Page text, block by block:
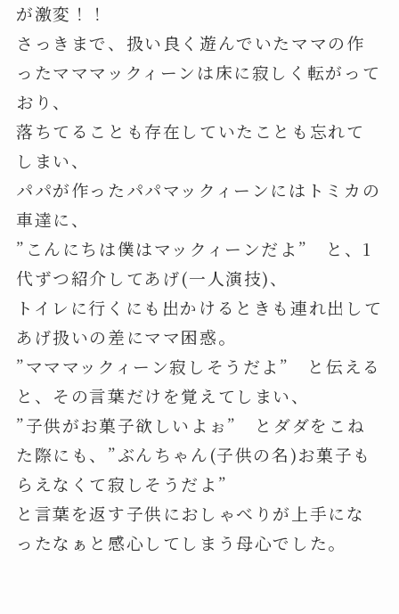
が激変！！
さっきまで、扱い良く遊んでいたママの作
ったマママックィーンは床に寂しく転がって
おり、
落ちてることも存在していたことも忘れて
しまい、
パパが作ったパパマックィーンにはトミカの
車達に、
”こんにちは僕はマックィーンだよ” と、1
代ずつ紹介してあげ(一人演技)、
トイレに行くにも出かけるときも連れ出して
あげ扱いの差にママ困惑。
”マママックィーン寂しそうだよ” と伝える
と、その言葉だけを覚えてしまい、
”子供がお菓子欲しいよぉ” とダダをこね
た際にも、”ぶんちゃん(子供の名)お菓子も
らえなくて寂しそうだよ”
と言葉を返す子供におしゃべりが上手にな
ったなぁと感心してしまう母心でした。